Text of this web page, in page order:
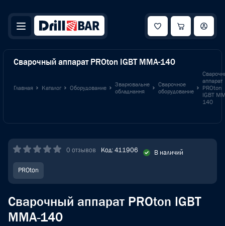
Сварочный аппарат PROton IGBT MMA-140
Главная Каталог Оборудование
Зварювальне
обладнання
Сварочное
оборудование
аппарат
PROton
IGBT
140
0 отзывов Код: 411906 В наличий
PROton
Сварочный аппарат PROton IGBT
MMA-140